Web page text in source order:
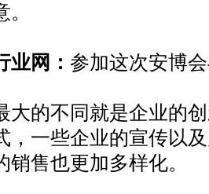
业网： 参加这次安博
大的不同就是企业的
，一些企业的宣传以
售也更加多样化。